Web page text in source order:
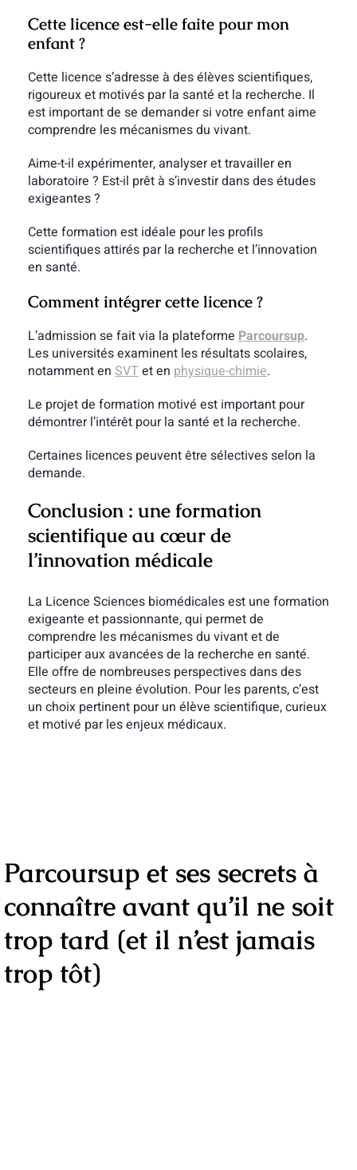
Cette licence est-elle faite pour mon
enfant ?
Cette licence s’adresse à des élèves scientifiques,
rigoureux et motivés par la santé et la recherche. Il
est important de se demander si votre enfant aime
comprendre les mécanismes du vivant.
Aime-t-il expérimenter, analyser et travailler en
laboratoire ? Est-il prêt à s’investir dans des études
exigeantes ?
Cette formation est idéale pour les profils
scientifiques attirés par la recherche et l’innovation
en santé.
Comment intégrer cette licence ?
L’admission se fait via la plateforme Parcoursup.
Les universités examinent les résultats scolaires,
notamment en SVT et en physique-chimie.
Le projet de formation motivé est important pour
démontrer l’intérêt pour la santé et la recherche.
Certaines licences peuvent être sélectives selon la
demande.
Conclusion : une formation
scientifique au cœur de
l’innovation médicale
La Licence Sciences biomédicales est une formation
exigeante et passionnante, qui permet de
comprendre les mécanismes du vivant et de
participer aux avancées de la recherche en santé.
Elle offre de nombreuses perspectives dans des
secteurs en pleine évolution. Pour les parents, c’est
un choix pertinent pour un élève scientifique, curieux
et motivé par les enjeux médicaux.
Parcoursup et ses secrets à
connaître avant qu’il ne soit
trop tard (et il n’est jamais
trop tôt)